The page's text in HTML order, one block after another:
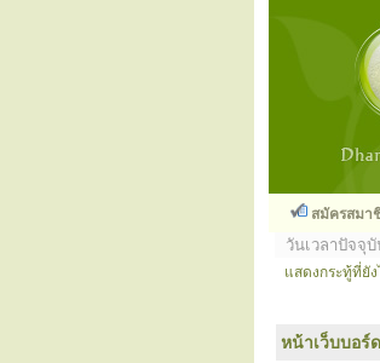
สมัครสมา
วันเวลาปัจจุ
แสดงกระทู้ที่ยั
หน้าเว็บบอร์ด